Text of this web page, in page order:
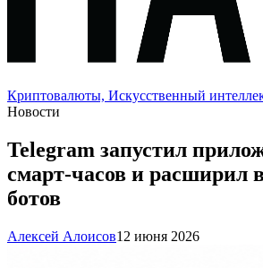
Криптовалюты, Искусственный
Новости
Telegram запустил
смарт-часов и расширил
ботов
Алексей Алоисов12 июня 2026